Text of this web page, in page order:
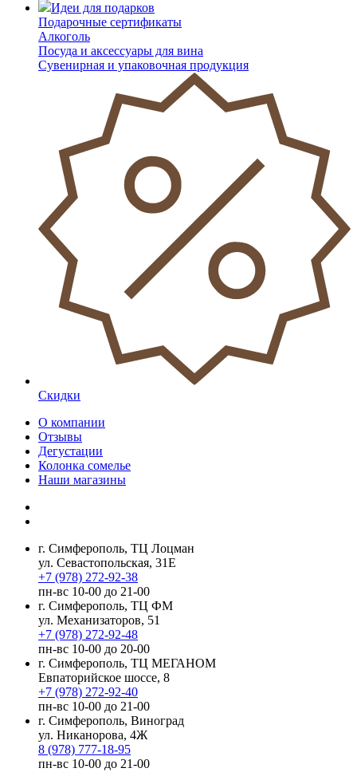
Идеи для подарков
Подарочные сертификаты
Алкоголь
Посуда и аксессуары для вина
Сувенирная и упаковочная продукция
Скидки
О компании
Отзывы
Дегустации
Колонка сомелье
Наши магазины
г. Симферополь, ТЦ Лоцман
ул. Севастопольская, 31Е
+7 (978) 272-92-38
пн-вс 10-00 до 21-00
г. Симферополь, ТЦ ФМ
ул. Механизаторов, 51
+7 (978) 272-92-48
пн-вс 10-00 до 20-00
г. Симферополь, ТЦ МЕГАНОМ
Евпаторийское шоссе, 8
+7 (978) 272-92-40
пн-вс 10-00 до 21-00
г. Симферополь, Виноград
ул. Никанорова, 4Ж
8 (978) 777-18-95
пн-вс 10-00 до 21-00